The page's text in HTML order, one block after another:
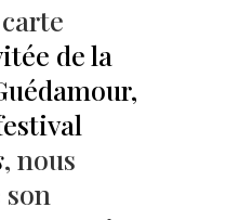
de la
, nous